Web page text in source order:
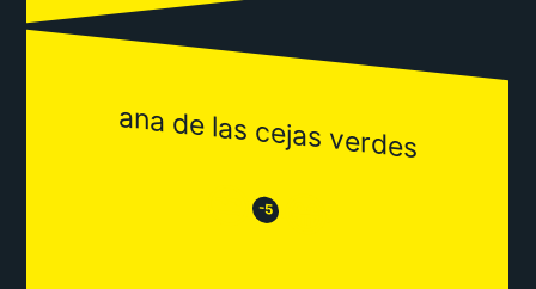
ana de las cejas verdes
😒 -5 😂